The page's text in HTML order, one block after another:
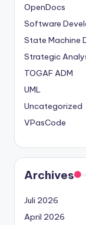
OpenDocs
Software
State Machine
Strategic
TOGAF ADM
UML
Uncategorized
VPasCode
Archives
Juli 2026
April 2026